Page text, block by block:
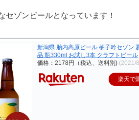
セゾンビールとなっています！
新潟県 胎内高原ビール 柚子吟セゾン
品 瓶330ml お試し3本 クラフトビール
価格：2178円（税込、送料別) (2021/
楽天で